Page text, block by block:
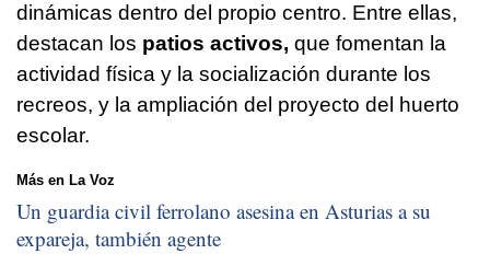
dinámicas dentro del propio centro. Entre ellas,
destacan los patios activos, que fomentan la
actividad física y la socialización durante los
recreos, y la ampliación del proyecto del huerto
escolar.
Más en La Voz
Un guardia civil ferrolano asesina en Asturias a su
expareja, también agente